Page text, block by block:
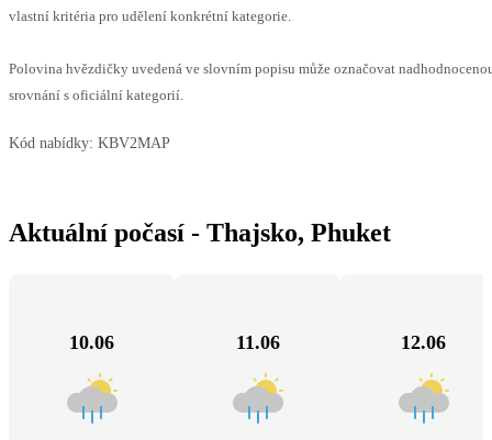
vlastní kritéria pro udělení konkrétní kategorie.
Polovina hvězdičky uvedená ve slovním popisu může označovat
srovnání s oficiální kategorií.
Kód nabídky: KBV2MAP
Aktuální počasí - Thajsko, Phuket
10.06 11.06 12.06